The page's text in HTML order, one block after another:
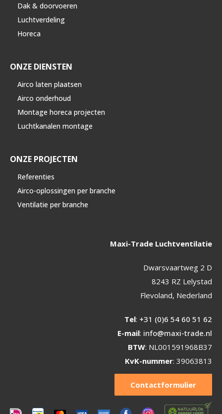
Dak & doorvoeren
Luchtverdeling
Horeca
ONZE DIENSTEN
Airco laten plaatsen
Airco onderhoud
Montage horeca projecten
Luchtkanalen montage
ONZE PROJECTEN
Referenties
Airco-oplossingen per branche
Ventilatie per branche
Maxi-Trade Luchtventilatie
Dwarsvaartweg 2 D
8243 RZ Lelystad
Flevoland, Nederland
Tel: +31 (0)6 54 60 51 62
E-mail: info@maxi-trade.nl
BTW: NL001591968B37
KvK-nummer: 39063813
Contactformulier